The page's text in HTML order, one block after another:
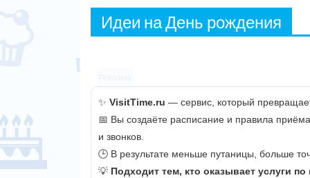
Идеи на День рождения
✨ VisitTime.ru — сервис, который
📅 Вы создаёте расписание и правила
и звонков.
🕒 В результате меньше путаницы, больше
💡 Подходит тем, кто оказывает услуги